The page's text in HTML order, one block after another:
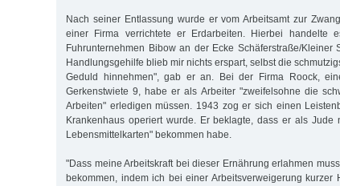
Nach seiner Entlassung wurde er vom Arbeitsamt zur
einer Firma verrichtete er Erdarbeiten. Hierbei handelte
Fuhrunternehmen Bibow an der Ecke Schäferstraße/Kleiner
Handlungsgehilfe blieb mir nichts erspart, selbst die
Geduld hinnehmen", gab er an. Bei der Firma Roock,
Gerkenstwiete 9, habe er als Arbeiter "zweifelsohne die
Arbeiten" erledigen müssen. 1943 zog er sich einen
Krankenhaus operiert wurde. Er beklagte, dass er als Jude
Lebensmittelkarten" bekommen habe.
"Dass meine Arbeitskraft bei dieser Ernährung erlahmen
bekommen, indem ich bei einer Arbeitsverweigerung kurzer